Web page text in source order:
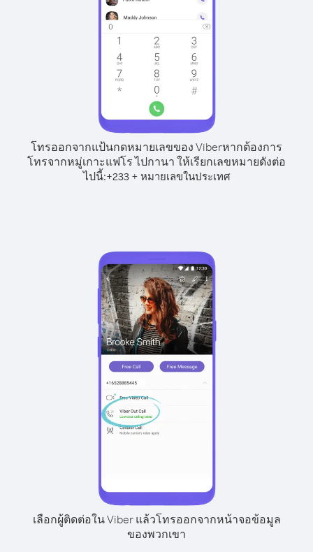
โทรออกจากแป้นกดหมายเลขของ Viberหากต้องการ
โทรจากหมู่เกาะแฟโร ไปกานา ให้เรียกเลขหมายดังต่อ
ไปนี้:+233+ หมายเลขในประเทศ
เลือกผู้ติดต่อใน Viber แล้วโทรออกจากหน้าจอข้อมูล
ของพวกเขา